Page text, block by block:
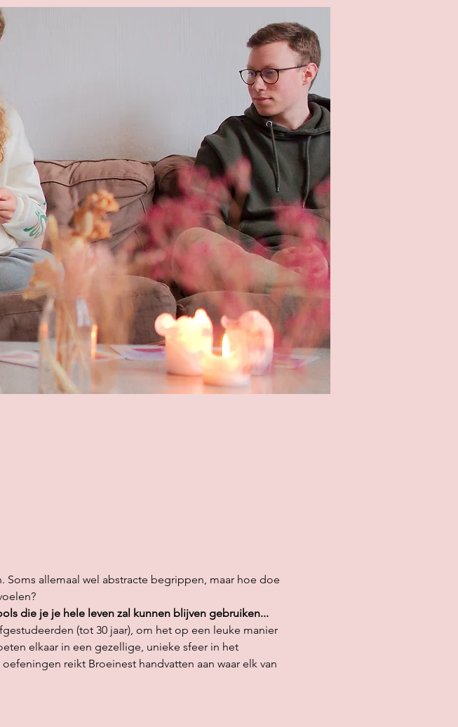
allemaal wel abstracte begrippen, maar hoe doe
die je je hele leven zal kunnen blijven gebruiken...
(tot 30 jaar), om het op een leuke manier
elkaar in een gezellige, unieke sfeer in het
reikt Broeinest handvatten aan waar elk van